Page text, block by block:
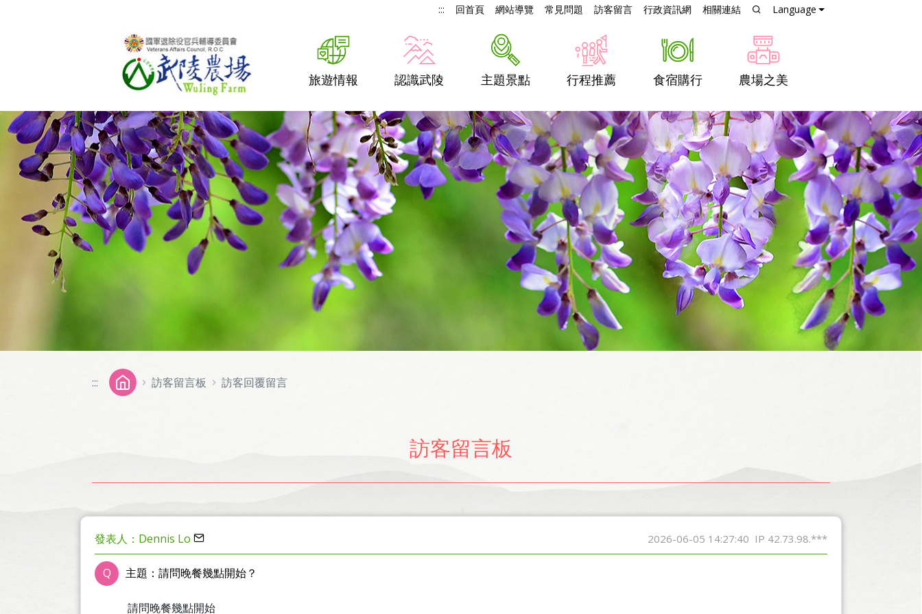
::: 回首頁 網站導覽 常見問題 訪客留言 行政資訊網 相關連結 Language
旅遊情報 認識武陵 主題景點 行程推薦 食宿購行 農場之美
::: 訪客留言板 訪客回覆留言
訪客留言板
發表人：Dennis Lo 2026-06-05 14:27:40 IP 42.73.98.***
Q 主題：請問晚餐幾點開始？
請問晚餐幾點開始